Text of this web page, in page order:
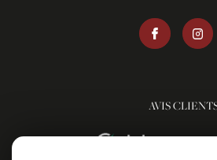
AVIS